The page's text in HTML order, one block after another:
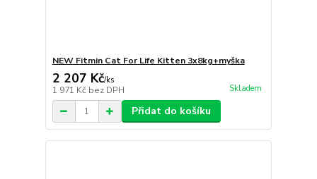
NEW Fitmin Cat For Life Kitten 3x8kg+myška
2 207 Kč/ks
1 971 Kč bez DPH Skladem
Přidat do košíku